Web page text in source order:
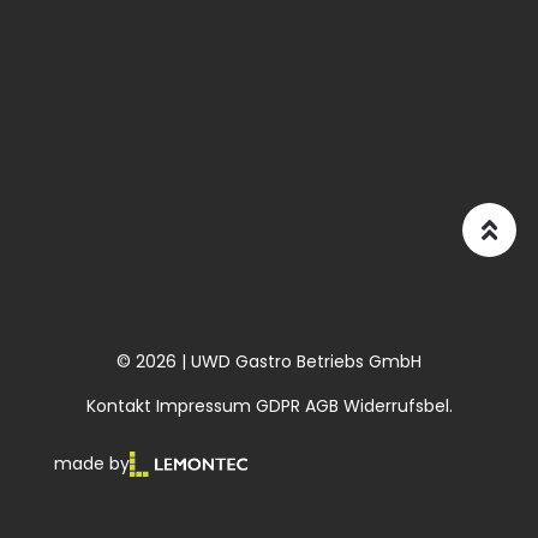
© 2026 | UWD Gastro Betriebs GmbH
Kontakt Impressum GDPR AGB Widerrufsbel.
made by